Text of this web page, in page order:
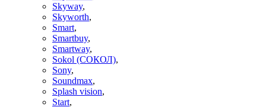
Skyway,
Skyworth,
Smart,
Smartbuy,
Smartway,
Sokol (СОКОЛ),
Sony,
Soundmax,
Splash vision,
Start,